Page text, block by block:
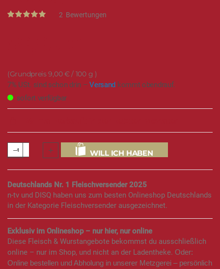
Rating:
2 Bewertungen
9,00 €/ 100 g
7% USt. sind schon drin –Versand kommt obendrauf.
sofort verfügbar
WILL ICH HABEN
Deutschlands Nr. 1 Fleischversender 2025
n-tv und DISQ haben uns zum besten Onlineshop Deutschlands
in der Kategorie Fleischversender ausgezeichnet.
Exklusiv im Onlineshop – nur hier, nur online
Diese Fleisch & Wurstangebote bekommst du ausschließlich
online – nur im Shop, und nicht an der Ladentheke. Oder:
Online bestellen und Abholung in unserer Metzgerei – persönlich